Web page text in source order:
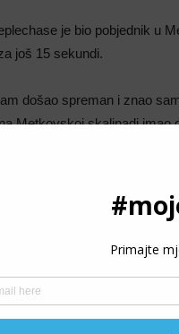
je bio pobjednik u
još 15 sekundi.
došao spreman i znao
Metkovskoj skalinadi imao
u Metkoviću, ali je ukupno
Širokog Brijega (6:32) koji
Ukupno:1.
Husić (8:07);